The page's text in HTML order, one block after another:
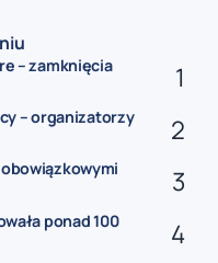
– zamknięcia
– organizatorzy
ponad 100